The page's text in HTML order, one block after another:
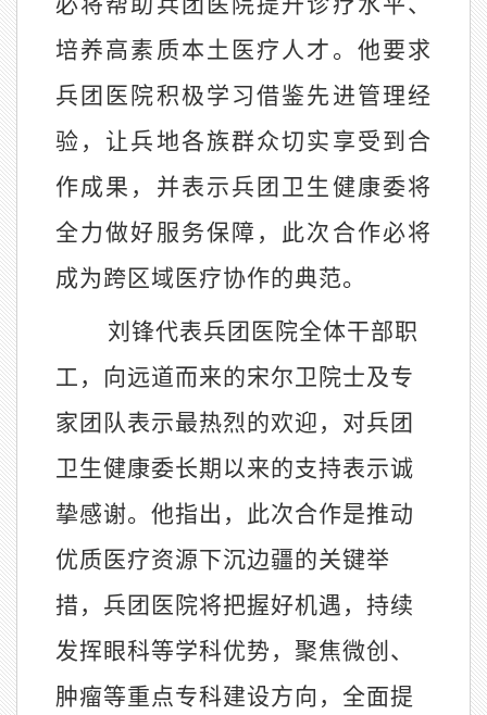
培养高素质本土医疗人才。他要求
兵团医院积极学习借鉴先进管理经
验，让兵地各族群众切实享受到合
作成果，并表示兵团卫生健康委将
全力做好服务保障，此次合作必将
成为跨区域医疗协作的典范。
刘锋代表兵团医院全体干部职
工，向远道而来的宋尔卫院士及专
家团队表示最热烈的欢迎，对兵团
卫生健康委长期以来的支持表示诚
挚感谢。他指出，此次合作是推动
优质医疗资源下沉边疆的关键举
措，兵团医院将把握好机遇，持续
发挥眼科等学科优势，聚焦微创、
肿瘤等重点专科建设方向，全面提